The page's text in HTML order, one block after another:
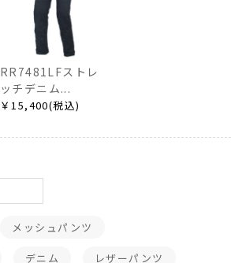
RR7481LFストレ
ッチデニム...
￥15,400(税込)
メッシュパンツ
デニム レザーパンツ